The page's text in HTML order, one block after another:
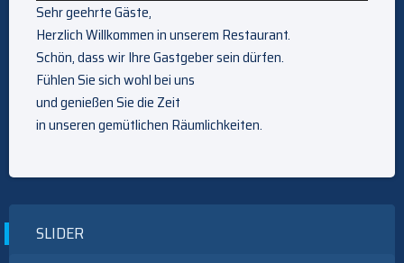
Sehr geehrte Gäste,
Herzlich Willkommen in unserem Restaurant.
Schön, dass wir Ihre Gastgeber sein dürfen.
Fühlen Sie sich wohl bei uns
und genießen Sie die Zeit
in unseren gemütlichen Räumlichkeiten.
SLIDER